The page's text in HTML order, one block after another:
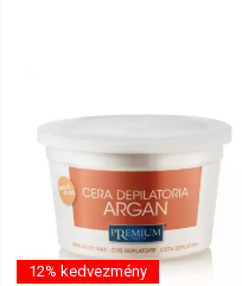
12% kedvezmény